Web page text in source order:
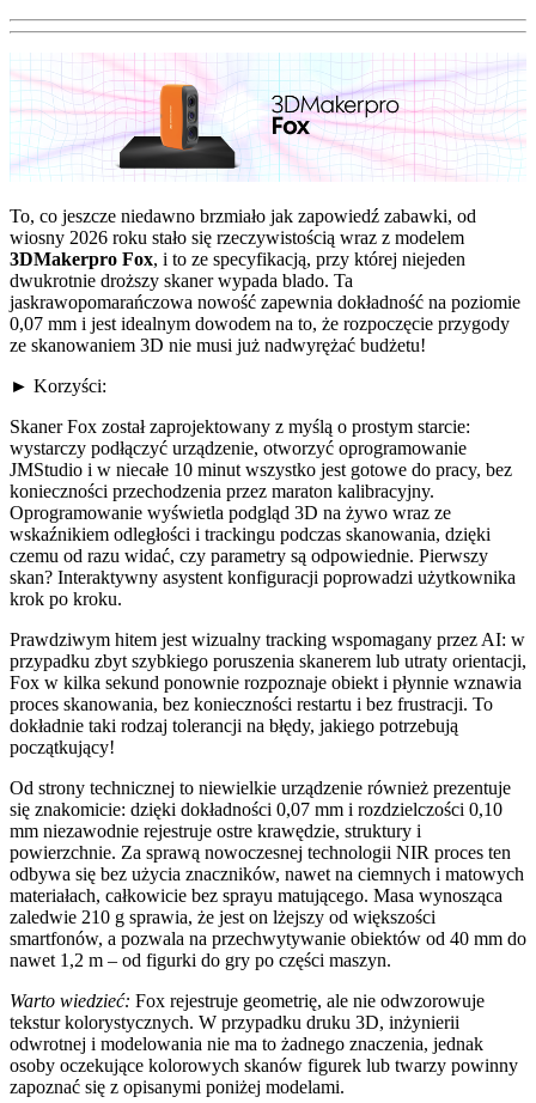
To, co jeszcze niedawno brzmiało jak zapowiedź zabawki, od
wiosny 2026 roku stało się rzeczywistością wraz z modelem
3DMakerpro Fox, i to ze specyfikacją, przy której niejeden
dwukrotnie droższy skaner wypada blado. Ta
jaskrawopomarańczowa nowość zapewnia dokładność na poziomie
0,07 mm i jest idealnym dowodem na to, że rozpoczęcie przygody
ze skanowaniem 3D nie musi już nadwyrężać budżetu!
► Korzyści:
Skaner Fox został zaprojektowany z myślą o prostym starcie:
wystarczy podłączyć urządzenie, otworzyć oprogramowanie
JMStudio i w niecałe 10 minut wszystko jest gotowe do pracy, bez
konieczności przechodzenia przez maraton kalibracyjny.
Oprogramowanie wyświetla podgląd 3D na żywo wraz ze
wskaźnikiem odległości i trackingu podczas skanowania, dzięki
czemu od razu widać, czy parametry są odpowiednie. Pierwszy
skan? Interaktywny asystent konfiguracji poprowadzi użytkownika
krok po kroku.
Prawdziwym hitem jest wizualny tracking wspomagany przez AI: w
przypadku zbyt szybkiego poruszenia skanerem lub utraty orientacji,
Fox w kilka sekund ponownie rozpoznaje obiekt i płynnie wznawia
proces skanowania, bez konieczności restartu i bez frustracji. To
dokładnie taki rodzaj tolerancji na błędy, jakiego potrzebują
początkujący!
Od strony technicznej to niewielkie urządzenie również prezentuje
się znakomicie: dzięki dokładności 0,07 mm i rozdzielczości 0,10
mm niezawodnie rejestruje ostre krawędzie, struktury i
powierzchnie. Za sprawą nowoczesnej technologii NIR proces ten
odbywa się bez użycia znaczników, nawet na ciemnych i matowych
materiałach, całkowicie bez sprayu matującego. Masa wynosząca
zaledwie 210 g sprawia, że jest on lżejszy od większości
smartfonów, a pozwala na przechwytywanie obiektów od 40 mm do
nawet 1,2 m – od figurki do gry po części maszyn.
Warto wiedzieć: Fox rejestruje geometrię, ale nie odwzorowuje
tekstur kolorystycznych. W przypadku druku 3D, inżynierii
odwrotnej i modelowania nie ma to żadnego znaczenia, jednak
osoby oczekujące kolorowych skanów figurek lub twarzy powinny
zapoznać się z opisanymi poniżej modelami.